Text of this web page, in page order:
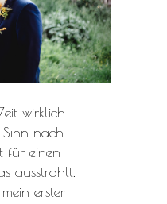
wirklich
nach
für einen
ausstrahlt.
erster